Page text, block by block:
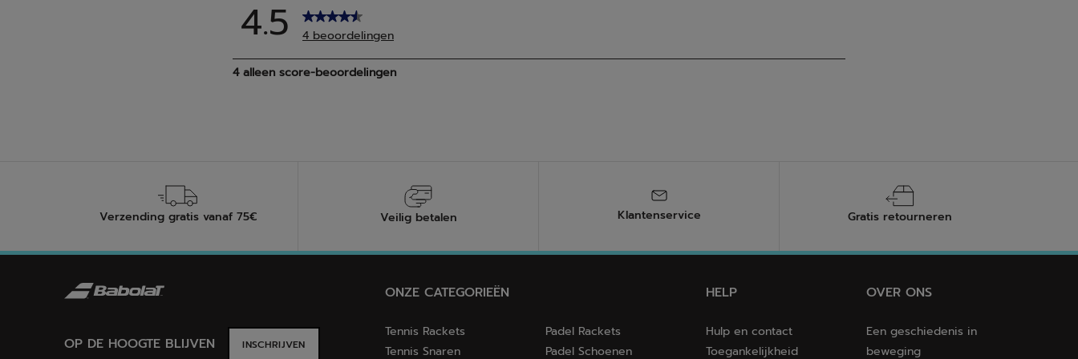
Verzending gratis vanaf 75€ Veilig betalen Klantenservice Gratis retourneren
OP DE HOOGTE BLIJVEN INSCHRIJVEN
ONZE CATEGORIEËN
Tennis Rackets
Tennis Snaren
Padel Rackets
Padel Schoenen
HELP
Hulp en contact
Toegankelijkheid
OVER ONS
Een geschiedenis in
beweging